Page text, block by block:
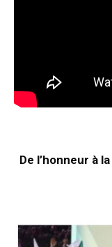
De l’honneur à